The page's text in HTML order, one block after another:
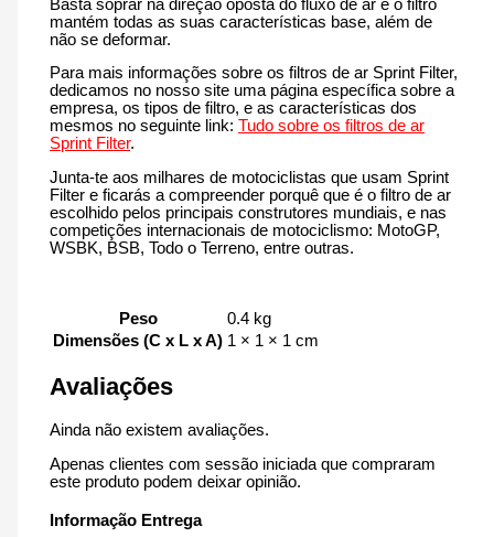
Basta soprar na direção oposta do fluxo de ar e o filtro
mantém todas as suas características base, além de
não se deformar.
Para mais informações sobre os filtros de ar Sprint Filter,
dedicamos no nosso site uma página específica sobre a
empresa, os tipos de filtro, e as características dos
mesmos no seguinte link:Tudo sobre os filtros de ar
Sprint Filter.
Junta-te aos milhares de motociclistas que usam Sprint
Filter e ficarás a compreender porquê que é o filtro de ar
escolhido pelos principais construtores mundiais, e nas
competições internacionais de motociclismo: MotoGP,
WSBK, BSB, Todo o Terreno, entre outras.
Peso
0.4 kg
Dimensões (C x L x A) 1 × 1 × 1 cm
Avaliações
Ainda não existem avaliações.
Apenas clientes com sessão iniciada que compraram
este produto podem deixar opinião.
Informação Entrega